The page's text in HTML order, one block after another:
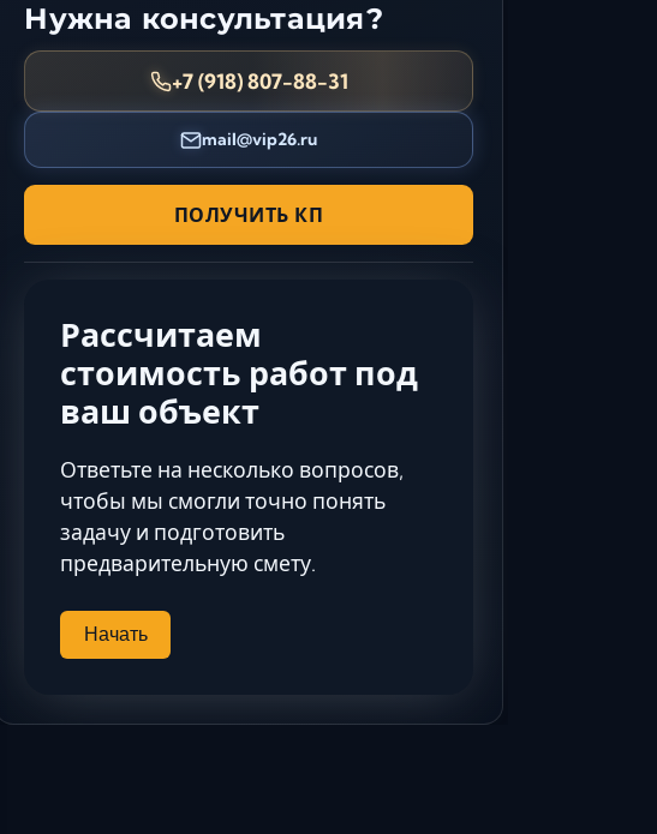
Керчь
Кисловодск
Минеральные Воды
Пятигорск
Симферополь
Нужна консультация?
+7 (918) 807-88-31
mail@vip26.ru
ПОЛУЧИТЬ КП
Рассчитаем
стоимость работ под
ваш объект
Ответьте на несколько вопросов,
чтобы мы смогли точно понять
задачу и подготовить
предварительную смету.
Начать